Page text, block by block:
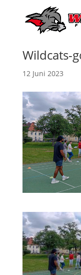
Wildcats-
12 Juni 2023